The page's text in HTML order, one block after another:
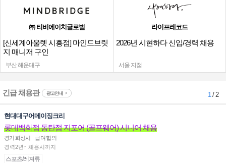
㈜ 티비에이치글로벌
[신세계아울렛 시흥점] 마인드브릿
지 매니저 구인
부산 해운대구
라이프레코드
2026년 시현하다 신입/경력 채용
서울 지점
긴급 채용관 광고안내 1/ 2
현대대구어메이징크리
롯데백화점 동탄점 지포어 (골프웨어) 시니어 채용
경기 화성시
급여협의
경력2년↑ 채용시까지
스포츠/레져류